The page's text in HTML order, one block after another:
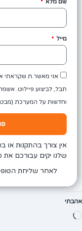
שם מלא
מייל
אני מאשר.ת שקראתי
תבל, לביצוע פיילוט.
וחדשות על המערכת
אין צורך בהתקנות או
שלנו יקים עבורכם
לאחר שליחת
אהבתי
טוען...